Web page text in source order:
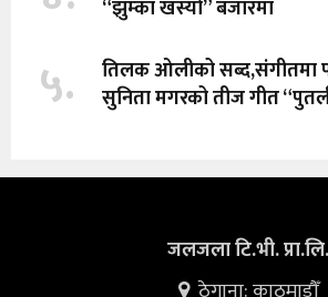
“झुम्का खस्यो” बजारमा
५.
तिलक ओलीको सब्द,संगीतमा
सुनिता मगरको तीज गीत
जलजला टि.भी. प्रा.लि.